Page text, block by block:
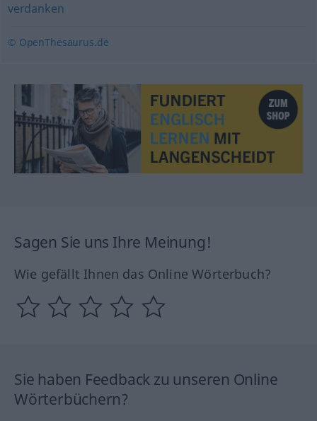
verdanken
© OpenThesaurus.de
Sagen Sie uns Ihre Meinung!
Wie gefällt Ihnen das Online Wörterbuch?
Sie haben Feedback zu unseren Online
Wörterbüchern?